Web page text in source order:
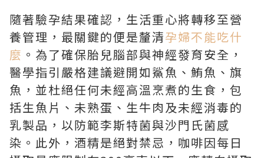
隨著驗孕結果確認，生活重心將轉移至營
養管理，最關鍵的便是釐清孕婦不能吃什
麼 。為了確保胎兒腦部與神經發育安全，
醫學指引嚴格建議避開如鯊魚、鮪魚、旗
魚，並杜絕任何未經高溫烹煮的生食，包
括生魚片、未熟蛋、生牛肉及未經消毒的
乳製品，以防範李斯特菌與沙門氏菌感
染。此外，酒精是絕對禁忌，咖啡因每日